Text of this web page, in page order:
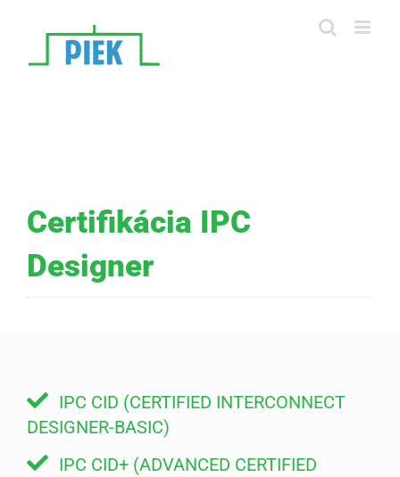
Certifikácia IPC
Designer
IPC CID (CERTIFIED INTERCONNECT
DESIGNER-BASIC)
IPC CID+ (ADVANCED CERTIFIED